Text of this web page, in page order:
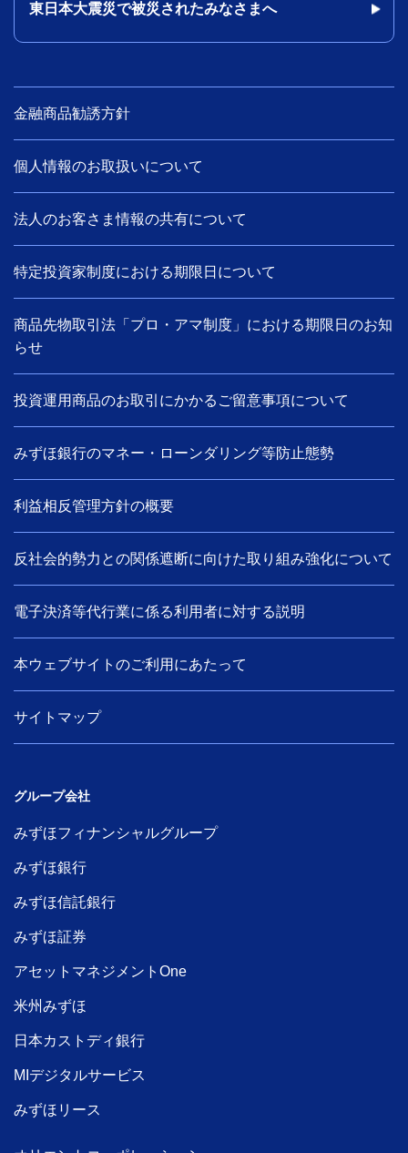
東日本大震災で被災されたみなさまへ
金融商品勧誘方針
個人情報のお取扱いについて
法人のお客さま情報の共有について
特定投資家制度における期限日について
商品先物取引法「プロ・アマ制度」における期限日のお知
らせ
投資運用商品のお取引にかかるご留意事項について
みずほ銀行のマネー・ローンダリング等防止態勢
利益相反管理方針の概要
反社会的勢力との関係遮断に向けた取り組み強化について
電子決済等代行業に係る利用者に対する説明
本ウェブサイトのご利用にあたって
サイトマップ
グループ会社
みずほフィナンシャルグループ
みずほ銀行
みずほ信託銀行
みずほ証券
アセットマネジメントOne
米州みずほ
日本カストディ銀行
MIデジタルサービス
みずほリース